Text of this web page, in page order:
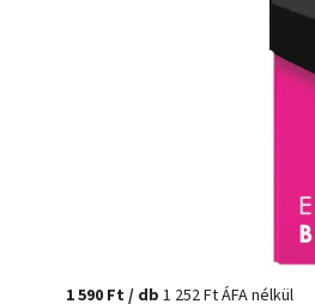
1 590 Ft/ db 1 252 Ft ÁFA nélkül